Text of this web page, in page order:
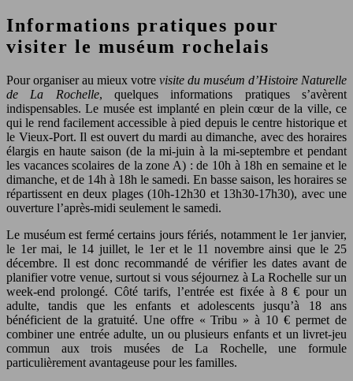
Informations pratiques pour
visiter le muséum rochelais
Pour organiser au mieux votre visite du muséum d’Histoire Naturelle
de La Rochelle, quelques informations pratiques s’avèrent
indispensables. Le musée est implanté en plein cœur de la ville, ce
qui le rend facilement accessible à pied depuis le centre historique et
le Vieux-Port. Il est ouvert du mardi au dimanche, avec des horaires
élargis en haute saison (de la mi-juin à la mi-septembre et pendant
les vacances scolaires de la zone A) : de 10h à 18h en semaine et le
dimanche, et de 14h à 18h le samedi. En basse saison, les horaires se
répartissent en deux plages (10h-12h30 et 13h30-17h30), avec une
ouverture l’après-midi seulement le samedi.
Le muséum est fermé certains jours fériés, notamment le 1er janvier,
le 1er mai, le 14 juillet, le 1er et le 11 novembre ainsi que le 25
décembre. Il est donc recommandé de vérifier les dates avant de
planifier votre venue, surtout si vous séjournez à La Rochelle sur un
week-end prolongé. Côté tarifs, l’entrée est fixée à 8 € pour un
adulte, tandis que les enfants et adolescents jusqu’à 18 ans
bénéficient de la gratuité. Une offre « Tribu » à 10 € permet de
combiner une entrée adulte, un ou plusieurs enfants et un livret-jeu
commun aux trois musées de La Rochelle, une formule
particulièrement avantageuse pour les familles.